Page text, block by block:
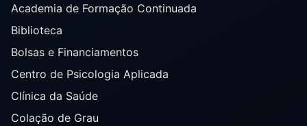
Academia de Formação Continuada
Biblioteca
Bolsas e Financiamentos
Centro de Psicologia Aplicada
Clínica da Saúde
Colação de Grau